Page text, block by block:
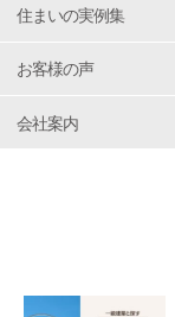
住まいの実例集
お客様の声
会社案内